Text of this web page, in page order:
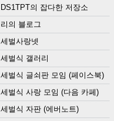
DS1TPT의 잡다한 저장소
리의 블로그
세벌사랑넷
세벌식 갤러리
세벌식 글쇠판 모임 (페이스북)
세벌식 사랑 모임 (다음 카페)
세벌식 자판 (에버노트)